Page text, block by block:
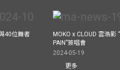
40位舞者
MOKO x CLOUD 雲浩影
PAIN”簽唱會
2024-05-19
更多